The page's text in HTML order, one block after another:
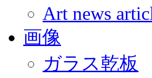
Art news
画像
ガラス乾板